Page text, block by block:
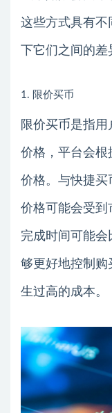
这些方式具有不
下它们之间的差
1. 限价买币
限价买币是指
价格，平台会根
价格。与快捷买
价格可能会受到
完成时间可能
够更好地控制购
生过高的成本。